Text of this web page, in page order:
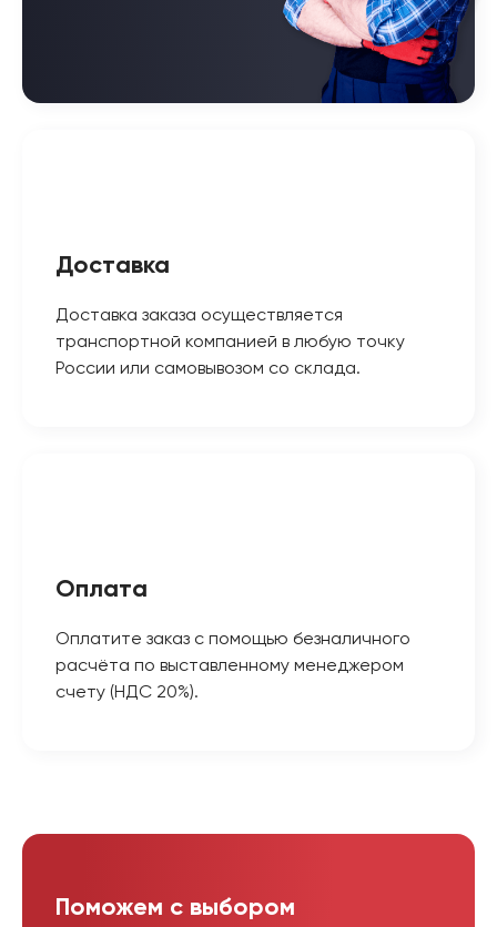
Доставка
Доставка заказа осуществляется
транспортной компанией в любую точку
России или самовывозом со склада.
Оплата
Оплатите заказ с помощью безналичного
расчёта по выставленному менеджером
счету (НДС 20%).
Поможем с выбором